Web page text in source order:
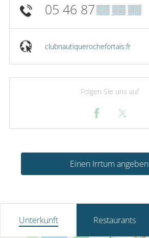
05 46 87▒▒ ▒▒ ▒▒
clubnautiquerochefortais.fr
Folgen Sie uns auf
Einen Irrtum angeben
Unterkunft Restaurants